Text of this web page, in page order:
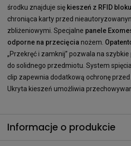
środku znajduje się kieszeń z RFID
chroniąca karty przed
zbliżeniowymi. Specjalne panele
odporne na przecięcia nożem.
„Przekręć i zamknij” pozwala na
do solidnego przedmiotu. System
clip zapewnia dodatkową ochronę
Ukryta kieszeń umożliwia
Informacje o produkcie